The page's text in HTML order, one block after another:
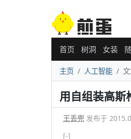
首页 树洞 女装
主页 人工智能
用自组装高斯
王丢兜 发布于
[-]